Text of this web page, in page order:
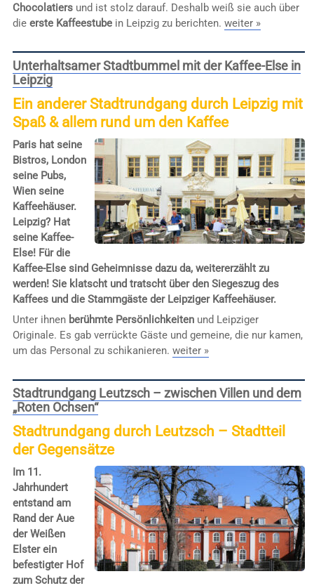
Chocolatiersund ist stolz darauf. Deshalb weiß sie auch über
die erste Kaffeestubein Leipzig zu berichten. weiter »
Unterhaltsamer Stadtbummel mit der Kaffee-Else in
Leipzig
Ein anderer Stadtrundgang durch Leipzig mit
Spaß & allem rund um den Kaffee
Paris hat seine
Bistros, London
seine Pubs,
Wien seine
Kaffeehäuser.
Leipzig? Hat
seine Kaffee-
Else! Für die
Kaffee-Else sind Geheimnisse dazu da, weitererzählt zu
werden! Sie klatscht und tratscht über den Siegeszug des
Kaffees und die Stammgäste der Leipziger Kaffeehäuser.
Unter ihnen berühmte Persönlichkeitenund Leipziger
Originale. Es gab verrückte Gäste und gemeine, die nur kamen,
um das Personal zu schikanieren. weiter »
Stadtrundgang Leutzsch – zwischen Villen und dem
„Roten Ochsen“
Stadtrundgang durch Leutzsch – Stadtteil
der Gegensätze
Im 11.
Jahrhundert
entstand am
Rand der Aue
der Weißen
Elster ein
befestigter Hof
zum Schutz der